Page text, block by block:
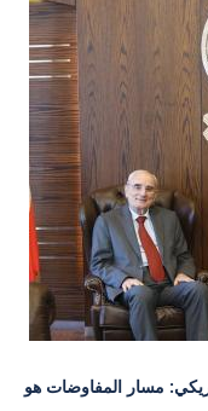
مسار المفاوضات هو